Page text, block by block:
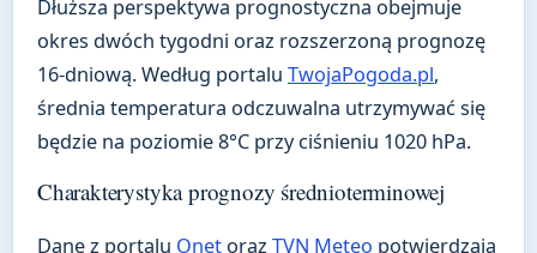
Dłuższa perspektywa prognostyczna obejmuje
okres dwóch tygodni oraz rozszerzoną prognozę
16-dniową. Według portalu TwojaPogoda.pl,
średnia temperatura odczuwalna utrzymywać się
będzie na poziomie 8°C przy ciśnieniu 1020 hPa.
Charakterystyka prognozy średnioterminowej
Dane z portalu Onet oraz TVN Meteo potwierdzają